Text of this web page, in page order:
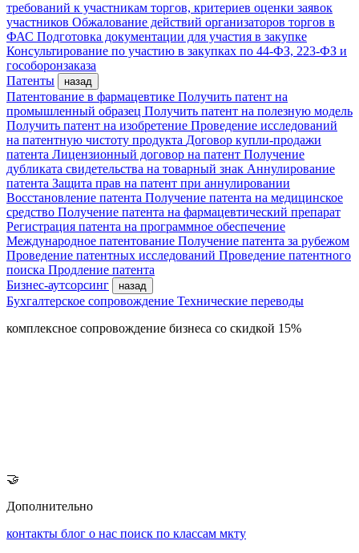
требований к участникам торгов, критериев оценки заявок
участников Обжалование действий организаторов торгов в
ФАС Подготовка документации для участия в закупке
Консультирование по участию в закупках по 44-ФЗ, 223-ФЗ и
гособоронзаказа
Патенты
назад
Патентование в фармацевтике Получить патент на
промышленный образец Получить патент на полезную модель
Получить патент на изобретение Проведение исследований
на патентную чистоту продукта Договор купли-продажи
патента Лицензионный договор на патент Получение
дубликата свидетельства на товарный знак Аннулирование
патента Защита прав на патент при аннулировании
Восстановление патента Получение патента на медицинское
средство Получение патента на фармацевтический препарат
Регистрация патента на программное обеспечение
Международное патентование Получение патента за рубежом
Проведение патентных исследований Проведение патентного
поиска Продление патента
Бизнес-аутсорсинг
назад
Бухгалтерское сопровождение Технические переводы
комплексное сопровождение бизнеса со скидкой 15%
🤝
Дополнительно
контакты блог о нас поиск по классам мкту